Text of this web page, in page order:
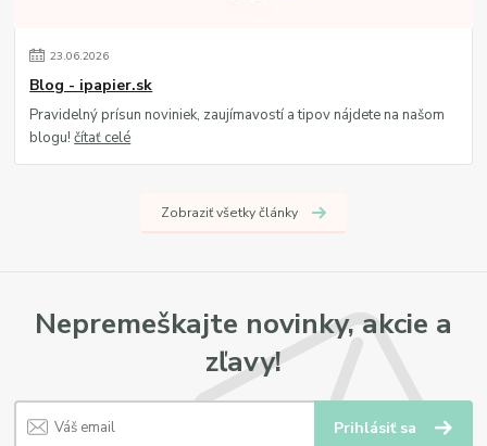
23.06.2026
Blog - ipapier.sk
Pravidelný prísun noviniek, zaujímavostí a tipov nájdete na našom
blogu!čítať celé
Zobraziť všetky články
Nepremeškajte novinky, akcie a
zľavy!
Prihlásiť sa